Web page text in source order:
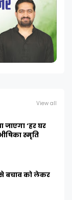
View all
जाएगा ‘हर घर
स्मृति
बचाव को लेकर